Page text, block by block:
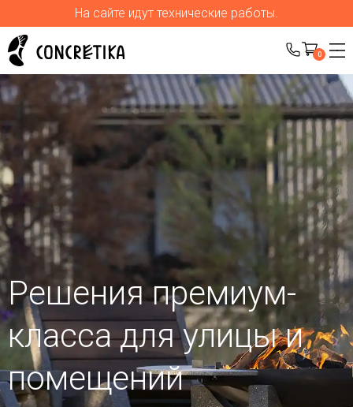
На сайте идут технические работы.
0
Решения премиум-
класса для улицыи
помещений